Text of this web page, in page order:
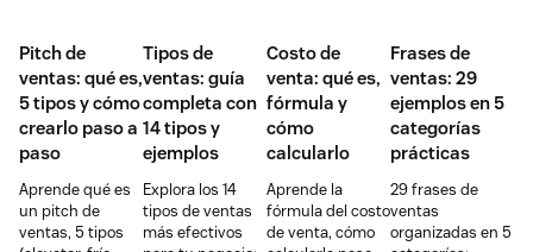
Pitch de
ventas: qué es,
5 tipos y cómo
crearlo paso a
paso
Aprende qué es
un pitch de
ventas, 5 tipos
Tipos de
ventas: guía
completa con
14 tipos y
ejemplos
Explora los 14
tipos de ventas
más efectivos
Costo de
venta: qué es,
fórmula y
cómo
calcularlo
Aprende la
fórmula del costo
de venta, cómo
Frases de
ventas: 29
ejemplos en 5
categorías
prácticas
29 frases de
ventas
organizadas en 5